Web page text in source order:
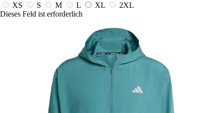
XS
S M L XL
2XL
Dieses Feld ist erforderlich